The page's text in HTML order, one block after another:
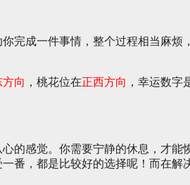
完成一件事情，整个过程相当麻烦
方向 ，桃花位在正西方向 ，幸运数字
的感觉。你需要宁静的休息，才能
番，都是比较好的选择呢！而在解